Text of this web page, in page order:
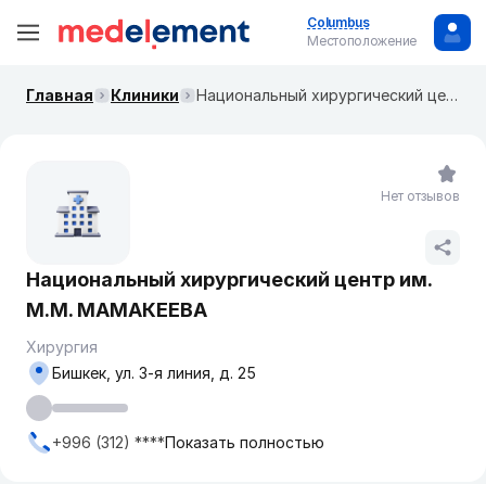
Columbus
Местоположение
Главная Клиники Национальный хирургический центр им. М.М. МАМАКЕЕВА
Национальный хирургический центр им.
М.М. МАМАКЕЕВА
Хирургия
Бишкек, ул. ​3-я линия, д. 25
+996 (312) ****Показать полностью
Нет отзывов